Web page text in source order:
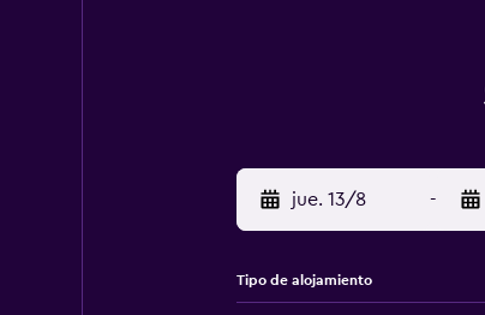
jue. 13/8 -
Tipo de alojamiento